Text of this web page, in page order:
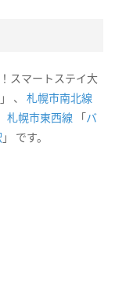
スマートステイ大
」 、 札幌市南北線
札幌市東西線 「バ
」 です。